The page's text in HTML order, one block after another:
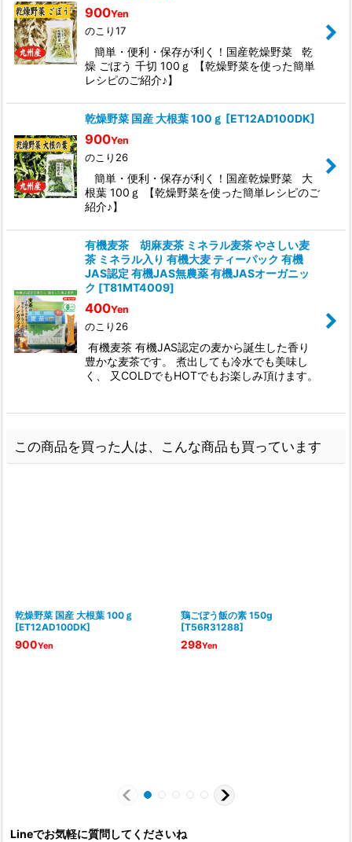
900Yen
のこり17
簡単・便利・保存が利く！国産乾燥野菜 乾
燥 ごぼう 千切 100ｇ 【乾燥野菜を使った簡単
レシピのご紹介♪】
乾燥野菜 国産 大根葉 100ｇ [ET12AD100DK]
900Yen
のこり26
簡単・便利・保存が利く！国産乾燥野菜 大
根葉 100ｇ 【乾燥野菜を使った簡単レシピのご
紹介♪】
有機麦茶 胡麻麦茶 ミネラル麦茶 やさしい麦
茶 ミネラル入り 有機大麦 ティーパック 有機
JAS認定 有機JAS無農薬 有機JASオーガニッ
ク [T81MT4009]
400Yen
のこり26
有機麦茶 有機JAS認定の麦から誕生した香り
豊かな麦茶です。 煮出しても冷水でも美味し
く、 又COLDでもHOTでもお楽しみ頂けます。
この商品を買った人は、こんな商品も買っています
乾燥野菜 国産 大根葉 100ｇ
[ET12AD100DK]
900Yen
鶏ごぼう飯の素 150g
[T56R31288]
298Yen
Lineでお気軽に質問してくださいね